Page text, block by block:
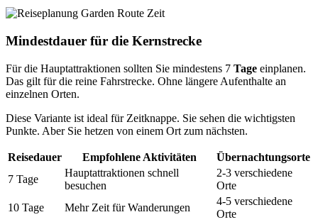
Mindestdauer für die Kernstrecke
Für die Hauptattraktionen sollten Sie mindestens 7 Tage einplanen.
Das gilt für die reine Fahrstrecke. Ohne längere Aufenthalte an
einzelnen Orten.
Diese Variante ist ideal für Zeitknappe. Sie sehen die wichtigsten
Punkte. Aber Sie hetzen von einem Ort zum nächsten.
Reisedauer Empfohlene Aktivitäten
Übernachtungsorte
7 Tage
Hauptattraktionen schnell
besuchen
2-3 verschiedene
Orte
10 Tage
Mehr Zeit für Wanderungen
4-5 verschiedene
Orte